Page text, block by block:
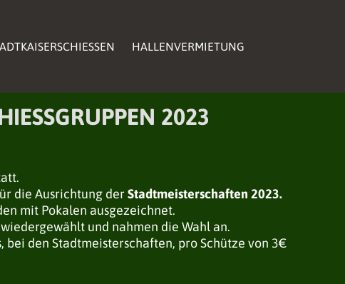
HALLENVERMIETUNG
HALLENVERMIETUNG
HALLENVERMIETUNG
2023
die Ausrichtung derStadtmeisterschaften 2023.
mit Pokalen ausgezeichnet.
wiedergewählt und nahmen die Wahl an.
den Stadtmeisterschaften, pro Schütze von 3€